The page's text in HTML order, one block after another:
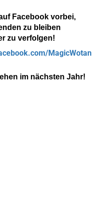
Facebook vorbei,
zu bleiben
zu verfolgen!
MagicWotan
im nächsten Jahr!